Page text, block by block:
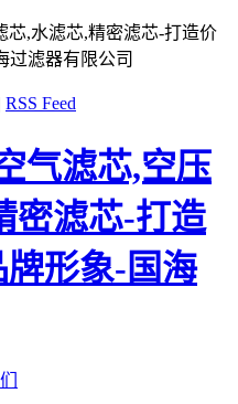
芯,水滤芯,精密滤芯-打造价
过滤器有限公司
RSS Feed